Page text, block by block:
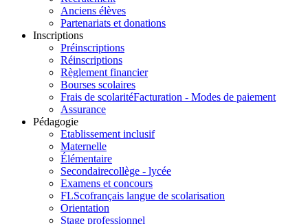
Anciens élèves
Partenariats et donations
Inscriptions
Préinscriptions
Réinscriptions
Règlement financier
Bourses scolaires
Frais de scolaritéFacturation - Modes de paiement
Assurance
Pédagogie
Etablissement inclusif
Maternelle
Élémentaire
Secondairecollège - lycée
Examens et concours
FLScofrançais langue de scolarisation
Orientation
Stage professionnel